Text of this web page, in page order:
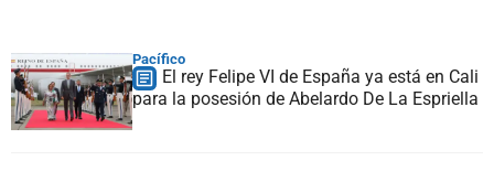
Pacífico
El rey Felipe VI de España ya está en Cali
para la posesión de Abelardo De La Espriella